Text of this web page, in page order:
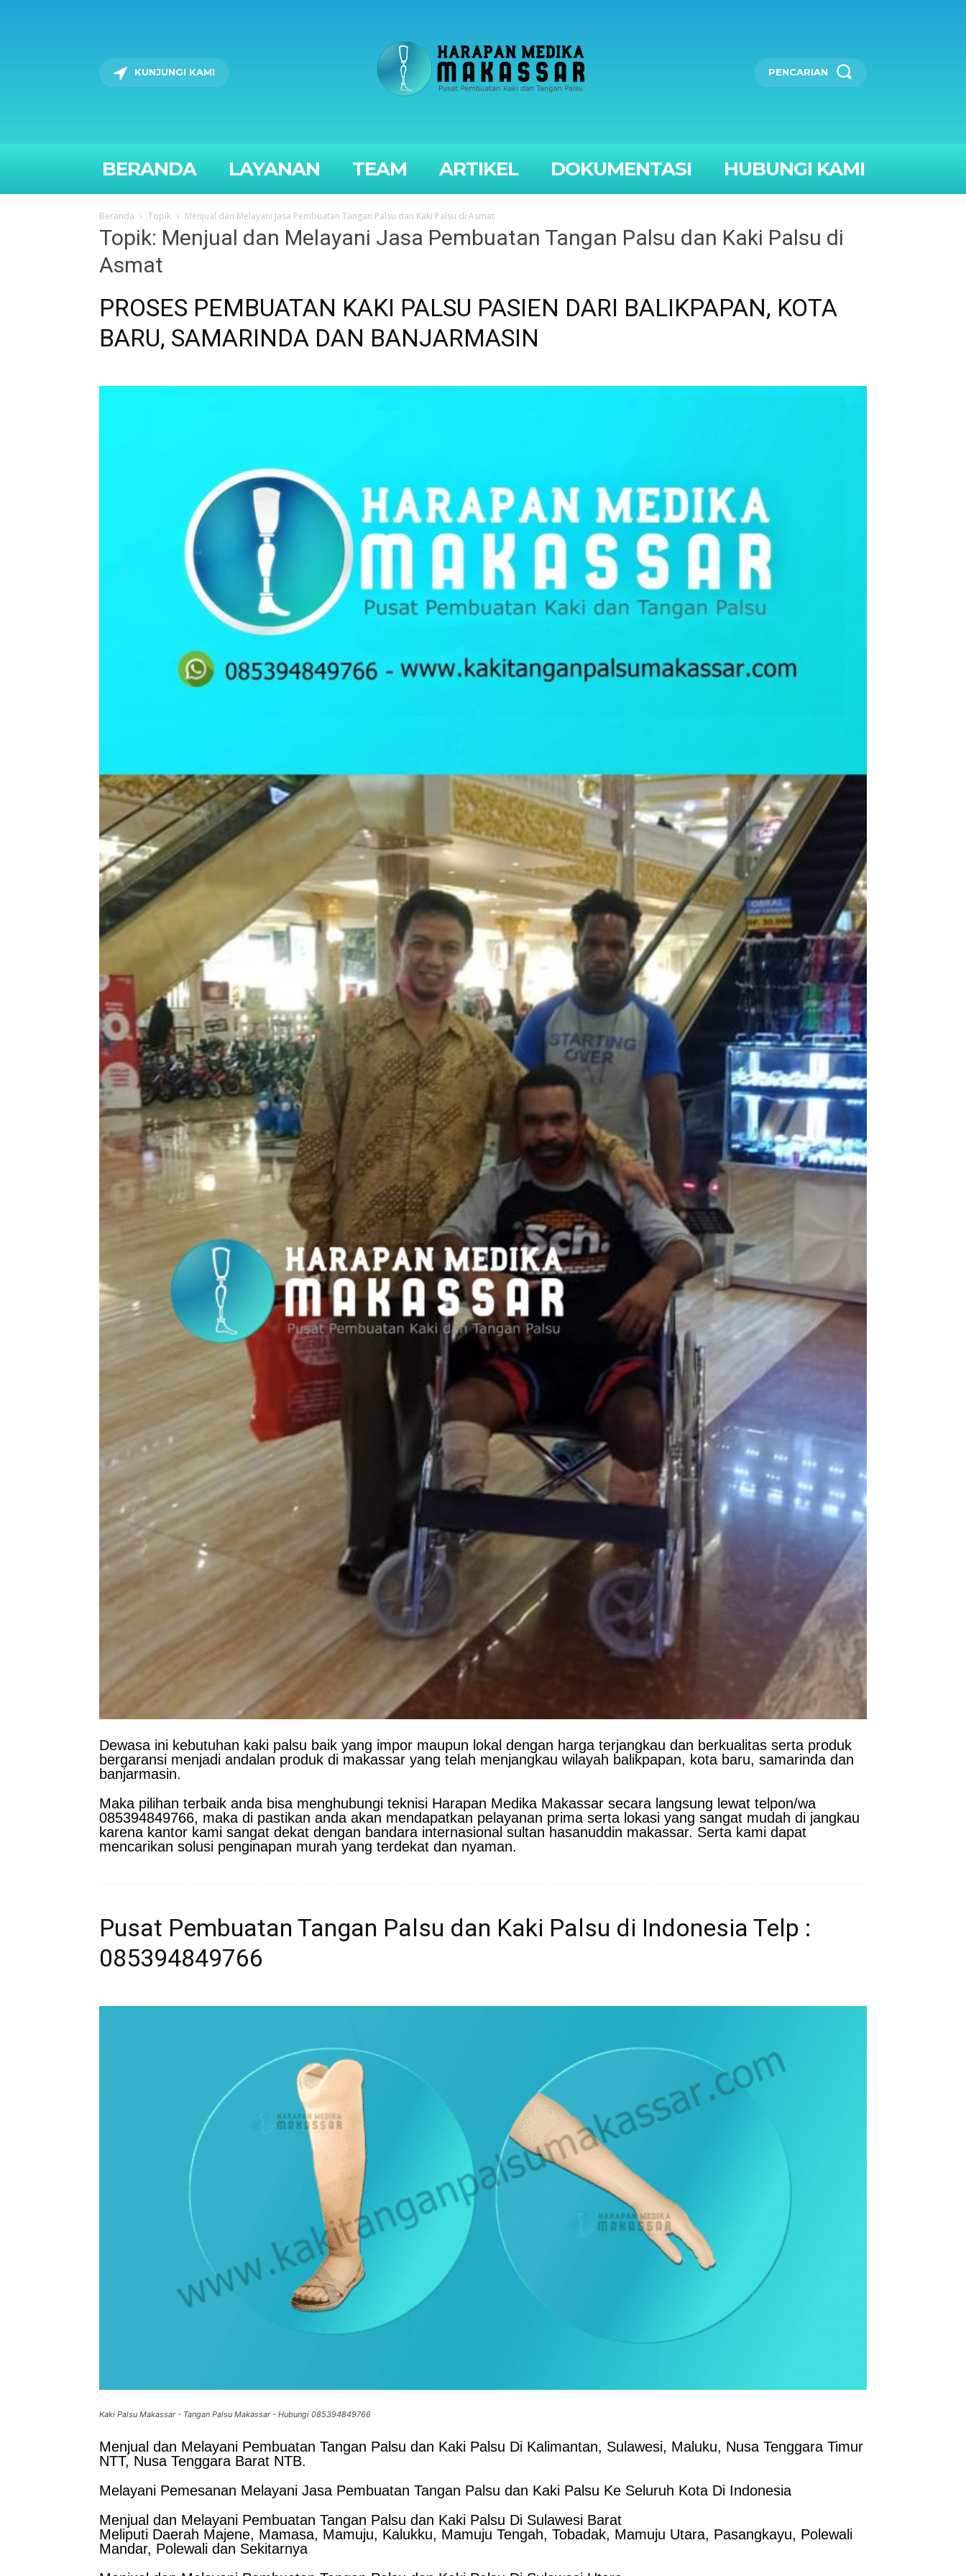
KUNJUNGI KAMI PENCARIAN
BERANDA LAYANAN TEAM ARTIKEL DOKUMENTASI HUBUNGI KAMI
Beranda Topik Menjual dan Melayani Jasa Pembuatan Tangan Palsu dan Kaki Palsu di Asmat
Topik: Menjual dan Melayani Jasa Pembuatan Tangan Palsu dan Kaki Palsu di
Asmat
PROSES PEMBUATAN KAKI PALSU PASIEN DARI BALIKPAPAN, KOTA
BARU, SAMARINDA DAN BANJARMASIN
Dewasa ini kebutuhan kaki palsu baik yang impor maupun lokal dengan harga terjangkau dan berkualitas serta produk
bergaransi menjadi andalan produk di makassar yang telah menjangkau wilayah balikpapan, kota baru, samarinda dan
banjarmasin.
Maka pilihan terbaik anda bisa menghubungi teknisi Harapan Medika Makassar secara langsung lewat telpon/wa
085394849766, maka di pastikan anda akan mendapatkan pelayanan prima serta lokasi yang sangat mudah di jangkau
karena kantor kami sangat dekat dengan bandara internasional sultan hasanuddin makassar. Serta kami dapat
mencarikan solusi penginapan murah yang terdekat dan nyaman.
Pusat Pembuatan Tangan Palsu dan Kaki Palsu di Indonesia Telp :
085394849766
Kaki Palsu Makassar - Tangan Palsu Makassar - Hubungi 085394849766
Menjual dan Melayani Pembuatan Tangan Palsu dan Kaki Palsu Di Kalimantan, Sulawesi, Maluku, Nusa Tenggara Timur
NTT, Nusa Tenggara Barat NTB.
Melayani Pemesanan Melayani Jasa Pembuatan Tangan Palsu dan Kaki Palsu Ke Seluruh Kota Di Indonesia
Menjual dan Melayani Pembuatan Tangan Palsu dan Kaki Palsu Di Sulawesi Barat
Meliputi Daerah Majene, Mamasa, Mamuju, Kalukku, Mamuju Tengah, Tobadak, Mamuju Utara, Pasangkayu, Polewali
Mandar, Polewali dan Sekitarnya